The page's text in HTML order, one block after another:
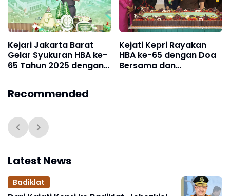
Kejari Jakarta Barat
Gelar Syukuran HBA ke-
65 Tahun 2025 dengan
Kejati Kepri Rayakan
HBA ke-65 dengan Doa
Bersama dan
Recommended
Latest News
Badiklat